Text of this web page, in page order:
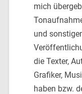
mich
und
die Texter,
Grafiker,
haben bzw.